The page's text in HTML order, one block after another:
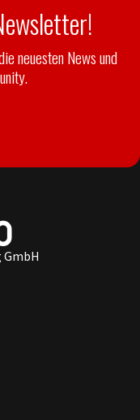
neuesten News und
GmbH